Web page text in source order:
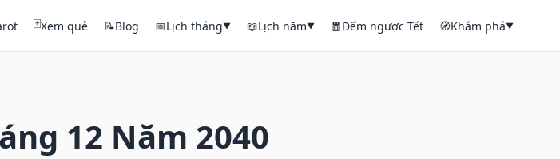
🃏Xem quẻ 📝Blog 📅Lịch tháng▼ 📖Lịch năm▼ 🧧Đếm ngược Tết 🧭Khám phá▼
12 Năm 2040